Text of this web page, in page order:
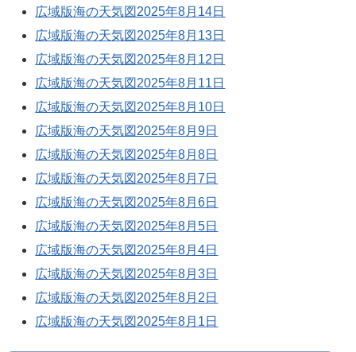
広域版海の天気図2025年8月14日
広域版海の天気図2025年8月13日
広域版海の天気図2025年8月12日
広域版海の天気図2025年8月11日
広域版海の天気図2025年8月10日
広域版海の天気図2025年8月9日
広域版海の天気図2025年8月8日
広域版海の天気図2025年8月7日
広域版海の天気図2025年8月6日
広域版海の天気図2025年8月5日
広域版海の天気図2025年8月4日
広域版海の天気図2025年8月3日
広域版海の天気図2025年8月2日
広域版海の天気図2025年8月1日